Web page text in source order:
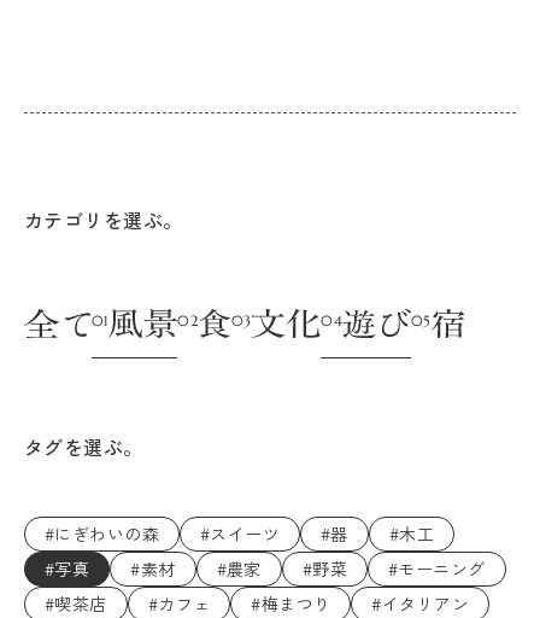
カテゴリを選ぶ。
タグを選ぶ。
#にぎわいの森 #スイーツ #器
#木工
#写真
#素材 #農家 #野菜
#モーニング
#喫茶店
#カフェ #梅まつり
#イタリアン